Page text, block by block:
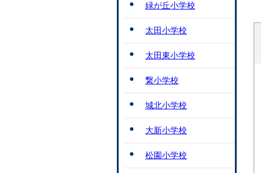
緑が丘小学校
太田小学校
太田東小学校
繋小学校
城北小学校
大新小学校
松園小学校